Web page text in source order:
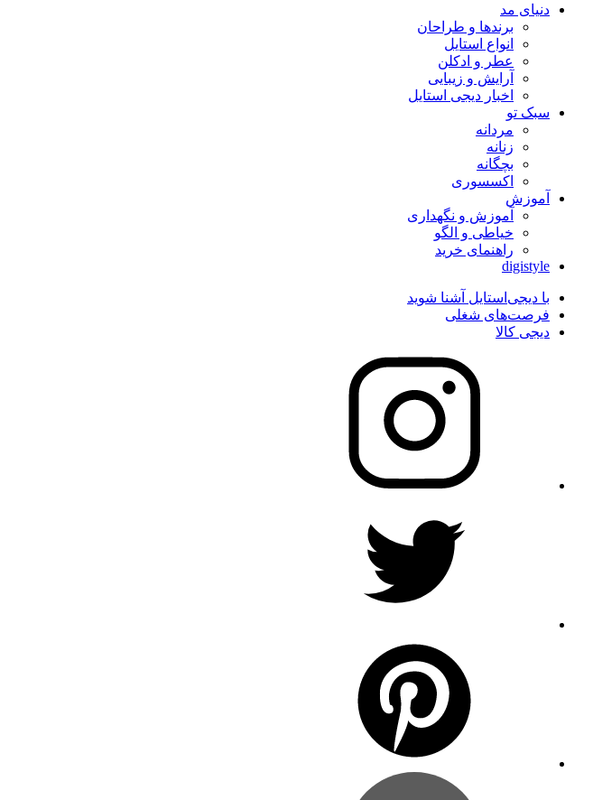
دنیای مد
برندها و طراحان
انواع استایل
عطر و ادکلن
آرایش و زیبایی
اخبار دیجی استایل
سبک تو
مردانه
زنانه
بچگانه
اکسسوری
آموزش
آموزش و نگهداری
خیاطی و الگو
راهنمای خرید
digistyle
با دیجی‌استایل آشنا شوید
فرصت‌های شغلی
دیجی کالا